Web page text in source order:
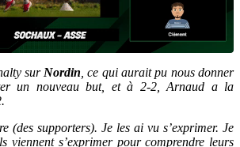
sur Nordin , ce qui aurait pu nous donner
un nouveau but, et à 2-2, Arnaud a la
(des supporters). Je les ai vu s’exprimer. Je
viennent s’exprimer pour comprendre leurs